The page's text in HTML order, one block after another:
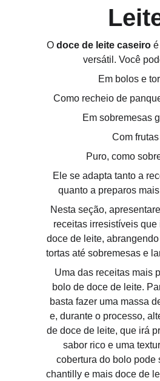
O doce de leite caseiro é
versátil. Você
Em bolos e
Como recheio de
Em sobremesas
Com frutas
Puro, como
Ele se adapta tanto a
quanto a preparos
Nesta seção,
receitas irresistíveis que
doce de leite,
tortas até sobremesas e
Uma das receitas mais
bolo de doce de leite.
basta fazer uma massa
e, durante o processo,
de doce de leite, que irá
sabor rico e uma
cobertura do bolo pode
chantilly e mais doce de